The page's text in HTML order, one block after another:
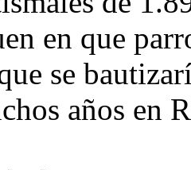
en que
se
años en